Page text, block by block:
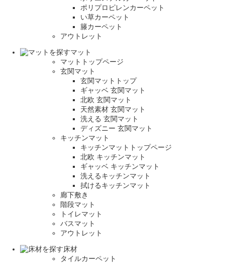
ポリプロピレンカーペット
い草カーペット
籐カーペット
アウトレット
マット
マットトップページ
玄関マット
玄関マットトップ
ギャッベ 玄関マット
北欧 玄関マット
天然素材 玄関マット
洗える 玄関マット
ディズニー 玄関マット
キッチンマット
キッチンマットトップページ
北欧 キッチンマット
ギャッベ キッチンマット
洗えるキッチンマット
拭けるキッチンマット
廊下敷き
階段マット
トイレマット
バスマット
アウトレット
床材
タイルカーペット